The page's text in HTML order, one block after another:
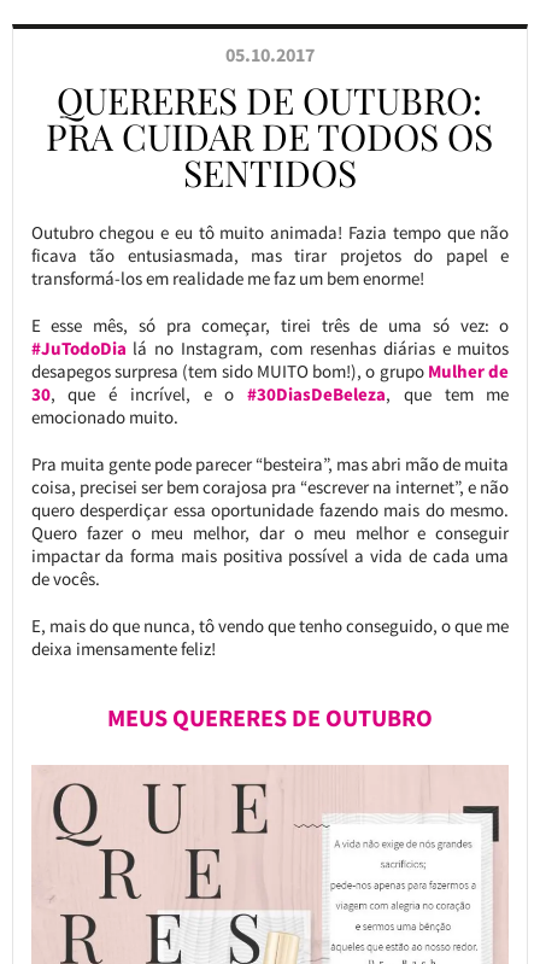
05.10.2017
QUERERES DE OUTUBRO:
PRA CUIDAR DE TODOS OS
SENTIDOS
Outubro chegou e eu tô muito animada! Fazia tempo que não
ficava tão entusiasmada, mas tirar projetos do papel e
transformá-los em realidade me faz um bem enorme!
E esse mês, só pra começar, tirei três de uma só vez: o
#JuTodoDia lá no Instagram, com resenhas diárias e muitos
desapegos surpresa (tem sido MUITO bom!), o grupo Mulher de
30, que é incrível, e o#30DiasDeBeleza, que tem me
emocionado muito.
Pra muita gente pode parecer “besteira”, mas abri mão de muita
coisa, precisei ser bem corajosa pra “escrever na internet”, e não
quero desperdiçar essa oportunidade fazendo mais do mesmo.
Quero fazer o meu melhor, dar o meu melhor e conseguir
impactar da forma mais positiva possível a vida de cada uma
de vocês.
E, mais do que nunca, tô vendo que tenho conseguido, o que me
deixa imensamente feliz!
MEUS QUERERES DE OUTUBRO